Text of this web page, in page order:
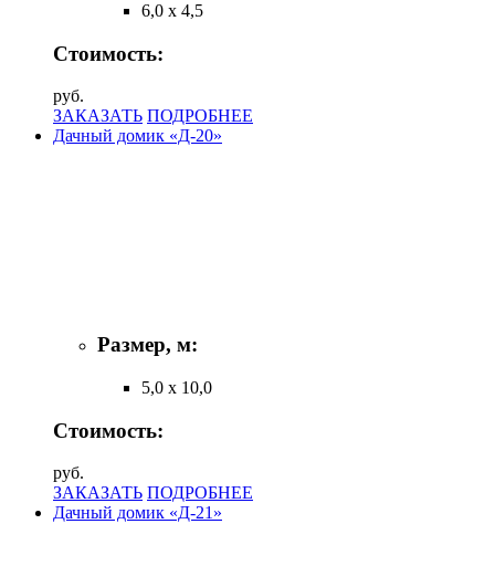
6,0 х 4,5
Стоимость:
руб.
ЗАКАЗАТЬ ПОДРОБНЕЕ
Дачный домик «Д-20»
Размер, м:
5,0 х 10,0
Стоимость:
руб.
ЗАКАЗАТЬ ПОДРОБНЕЕ
Дачный домик «Д-21»